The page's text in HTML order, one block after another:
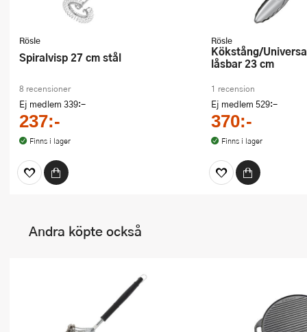
Rösle
Spiralvisp 27 cm stål
8 recensioner
Ej medlem 339:-
237:-
Finns i lager
Rösle
Kökstång/Universaltång Stål
låsbar 23 cm
1 recension
Ej medlem 529:-
370:-
Finns i lager
Andra köpte också